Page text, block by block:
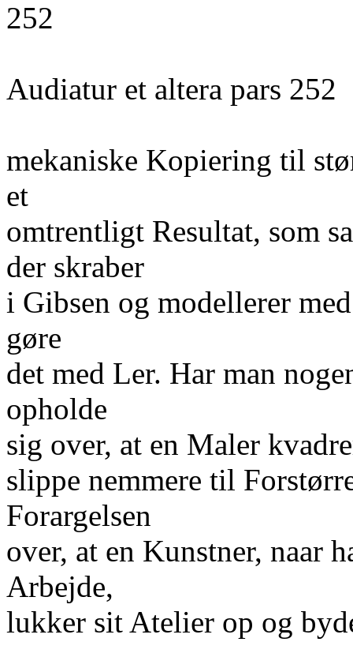
252
Audiatur et altera pars 252
mekaniske Kopiering til
et
omtrentligt Resultat, som
der skraber
i Gibsen og modellerer
gøre
det med Ler. Har man
opholde
sig over, at en Maler
slippe nemmere til
Forargelsen
over, at en Kunstner, naar
Arbejde,
lukker sit Atelier op og